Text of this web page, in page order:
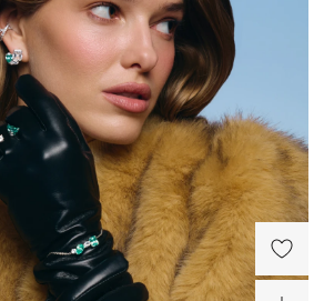
Серебряное колье с
фианитами параиба
13 230 ₽
-30%